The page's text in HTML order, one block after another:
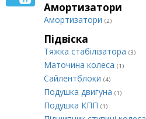
Амортизатори
Амортизатори (2)
Підвіска
Тяжка стабілізатора (3)
Маточина колеса (1)
Сайлентблоки (4)
Подушка двигуна (1)
Подушка КПП (1)